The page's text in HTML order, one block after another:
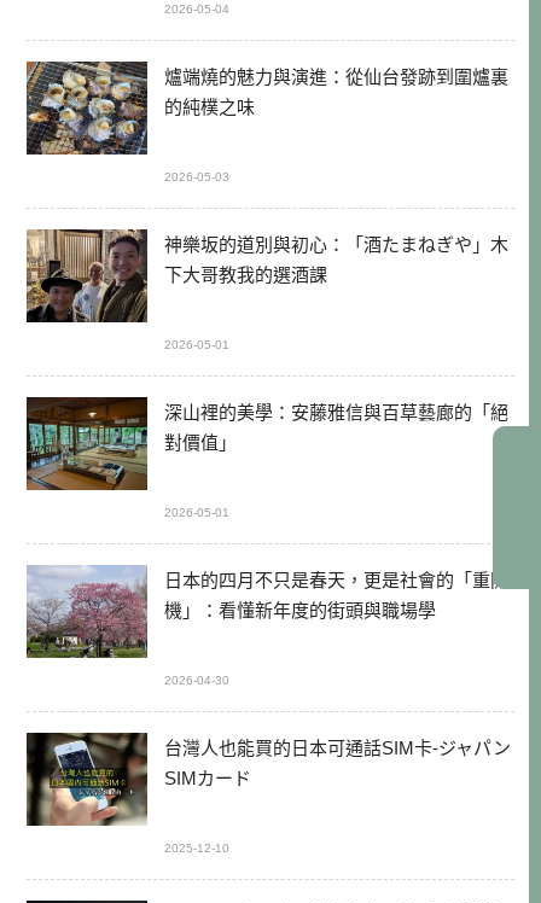
2026-05-04
爐端燒的魅力與演進：從仙台發跡到圍爐裏
的純樸之味
2026-05-03
神樂坂的道別與初心：「酒たまねぎや」木
下大哥教我的選酒課
2026-05-01
深山裡的美學：安藤雅信與百草藝廊的「絕
對價值」
2026-05-01
日本的四月不只是春天，更是社會的「重開
機」：看懂新年度的街頭與職場學
2026-04-30
台灣人也能買的日本可通話SIM卡-ジャパン
SIMカード
2025-12-10